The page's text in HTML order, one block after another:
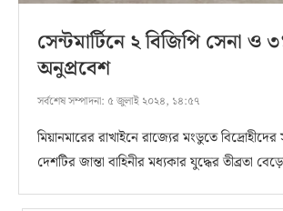
সেন্টমার্টিনে ২ বিজিপি সেনা ও
অনুপ্রবেশ
সর্বশেষ সম্পাদনা: ৫ জুলাই ২০২৪, ১৪:৫৭
মিয়ানমারের রাখাইনে রাজ্যের মংডুতে
দেশটির জান্তা বাহিনীর মধ্যকার যুদ্ধের তীব্রতা